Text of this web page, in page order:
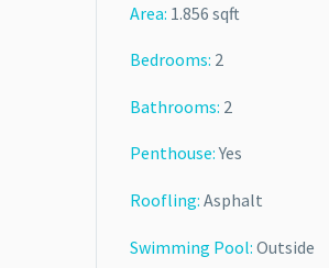
Area: 1.856 sqft
Bedrooms: 2
Bathrooms: 2
Penthouse:Yes
Roofling: Asphalt
Swimming Pool: Outside